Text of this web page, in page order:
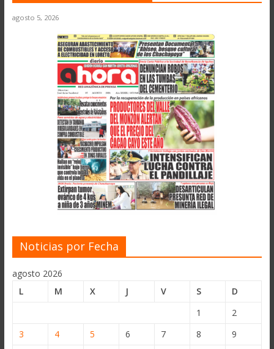
agosto 5, 2026
Noticias por Fecha
agosto 2026
L
M X J V S
D
1
2
3
4 5 6 7 8
9